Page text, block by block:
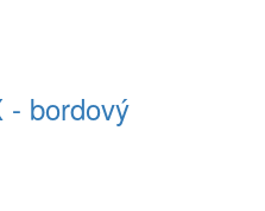
- bordový